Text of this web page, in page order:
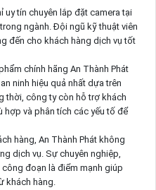
uy tín chuyên lắp đặt camera tại
ngành. Đội ngũ kỹ thuật viên
đến cho khách hàng dịch vụ tốt
chính hãng An Thành Phát
ninh hiệu quả nhất dựa trên
thời, công ty còn hỗ trợ khách
và phân tích các yếu tố để
hàng, An Thành Phát không
dịch vụ. Sự chuyên nghiệp,
đoạn là điểm mạnh giúp
khách hàng.